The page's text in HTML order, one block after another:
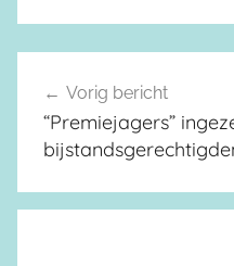
Berichtnavigatie
Vorig bericht
“Premiejagers”